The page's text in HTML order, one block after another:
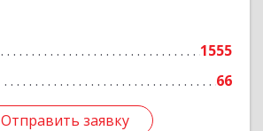
1555
66
Отправить заявку
Отправить заявку